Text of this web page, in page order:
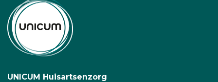
UNICUM Huisartsenzorg